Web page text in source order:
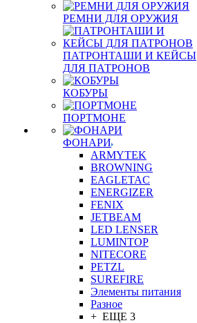
РЕМНИ ДЛЯ ОРУЖИЯ
ПАТРОНТАШИ И КЕЙСЫ
ДЛЯ ПАТРОНОВ
КОБУРЫ
ПОРТМОНЕ
ФОНАРИ
ARMYTEK
BROWNING
EAGLETAC
ENERGIZER
FENIX
JETBEAM
LED LENSER
LUMINTOP
NITECORE
PETZL
SUREFIRE
Элементы питания
Разное
+ ЕЩЕ 3